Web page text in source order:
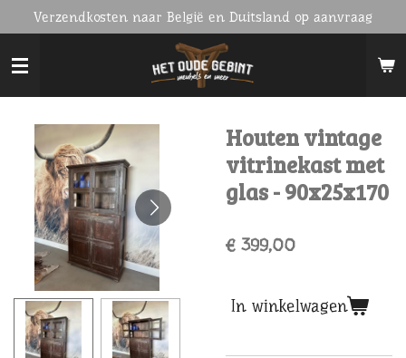
direct
naar
de
hoofdinhoud
Verzendkosten naar België en Duitsland op aanvraag
Houten vintage
vitrinekast met
glas - 90x25x170
€ 399,00
In winkelwagen